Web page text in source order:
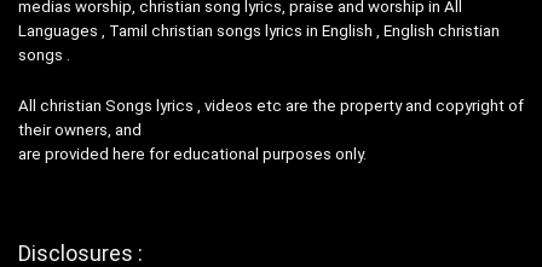
medias worship, christian song lyrics, praise and worship in All
Languages , Tamil christian songs lyrics in English , English christian
songs .
All christian Songs lyrics , videos etc are the property and copyright of
their owners, and
are provided here for educational purposes only.
Disclosures :